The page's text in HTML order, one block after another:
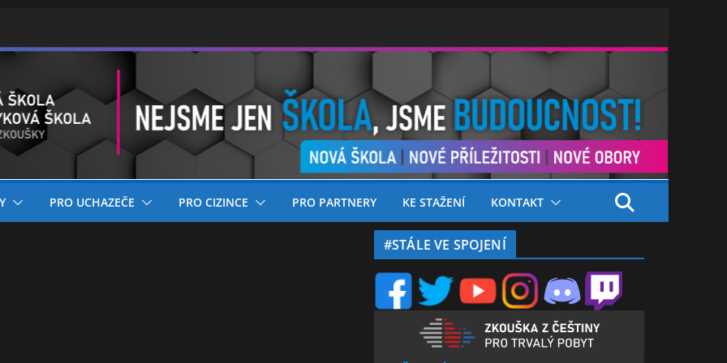
PRO UCHAZEČE PRO CIZINCE PRO PARTNERY KE STAŽENÍ KONTAKT
#STÁLE VE SPOJENÍ